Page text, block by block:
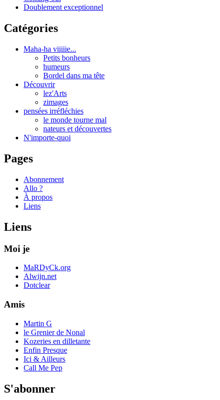
Doublement exceptionnel
Catégories
Maha-ha viiiiie...
Petits bonheurs
humeurs
Bordel dans ma tête
Découvrir
lez'Arts
zimages
pensées irréfléchies
le monde tourne mal
nateurs et découvertes
N'importe-quoi
Pages
Abonnement
Allo ?
À propos
Liens
Liens
Moi je
MaRDyCk.org
Alwijn.net
Dotclear
Amis
Martin G
le Grenier de Nonal
Kozeries en dilletante
Enfin Presque
Ici & Ailleurs
Call Me Pep
S'abonner